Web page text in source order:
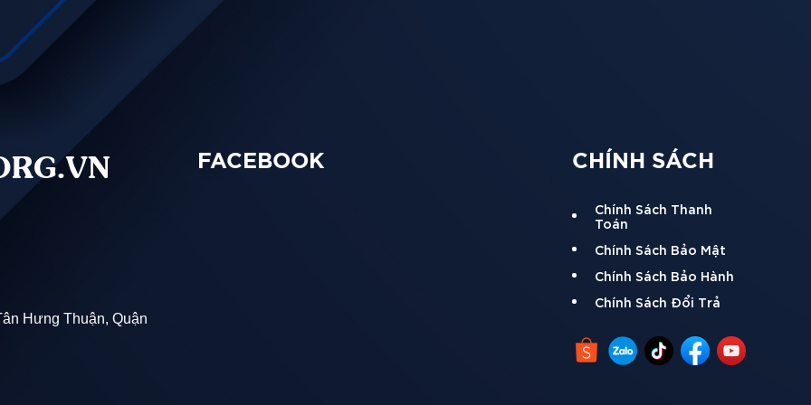
và khả năng chịu lực tốt.
nén từ bên ngoài, chống sụp lún khi lắp đặt dưới lòng đất.
dễ dàng, hạn chế tình trạng ứ đọng, tắc nghẽn, giảm ma sát dòng chảy.
D500 TÂN LONG
Hưng Thuận, Quận
FACEBOOK CHÍNH SÁCH
Chính Sách Thanh
Toán
Chính Sách Bảo Mật
Chính Sách Bảo Hành
Chính Sách Đổi Trả